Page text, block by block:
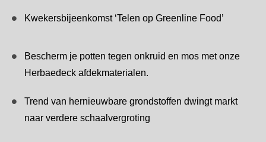
Kwekersbijeenkomst ‘Telen op Greenline Food’
Bescherm je potten tegen onkruid en mos met onze
Herbaedeck afdekmaterialen.
Trend van hernieuwbare grondstoffen dwingt markt
naar verdere schaalvergroting